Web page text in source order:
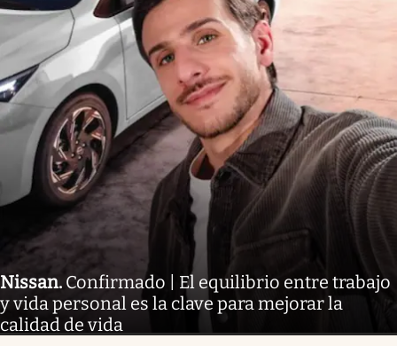
Nissan. Confirmado | El equilibrio entre trabajo
y vida personal es la clave para mejorar la
calidad de vida